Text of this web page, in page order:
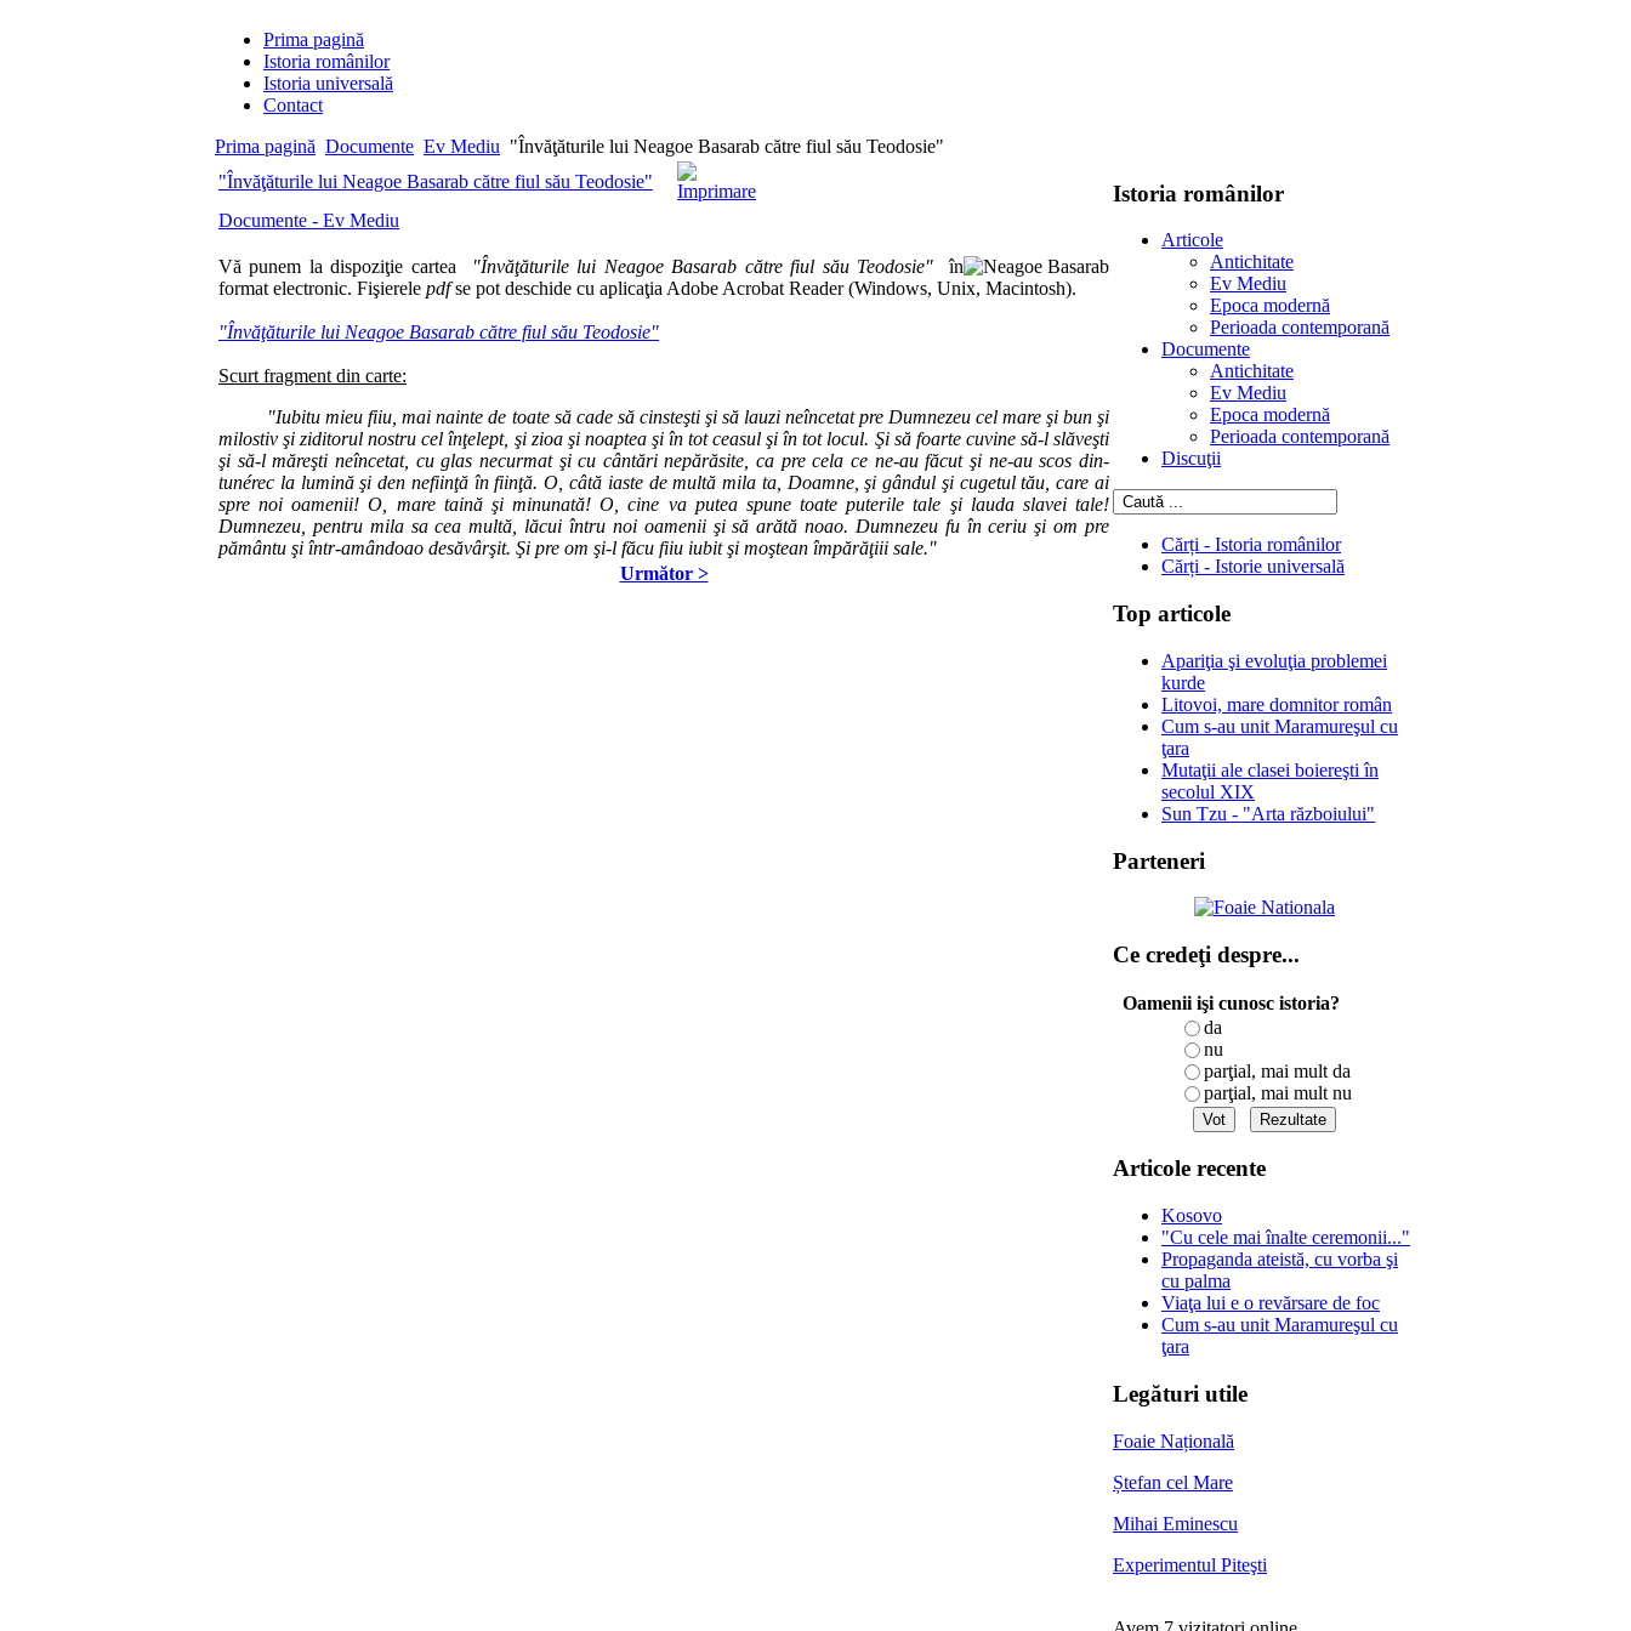
Prima pagină
Istoria românilor
Istoria universală
Contact
Prima pagină Documente Ev Mediu "Învăţăturile lui Neagoe Basarab către fiul său Teodosie"
"Învăţăturile lui Neagoe Basarab către fiul său Teodosie"
Documente - Ev Mediu
Vă punem la dispoziţie cartea "Învăţăturile lui Neagoe Basarab către fiul său Teodosie" în
format electronic. Fişierele pdfse pot deschide cu aplicaţia Adobe Acrobat Reader (Windows, Unix, Macintosh).
"Învăţăturile lui Neagoe Basarab către fiul său Teodosie"
Scurt fragment din carte:
"Iubitu mieu fiiu, mai nainte de toate să cade să cinsteşti şi să lauzi neîncetat pre Dumnezeu cel mare şi bun şi
milostiv şi ziditorul nostru cel înţelept, şi zioa şi noaptea şi în tot ceasul şi în tot locul. Şi să foarte cuvine să-l slăveşti
şi să-l măreşti neîncetat, cu glas necurmat şi cu cântări nepărăsite, ca pre cela ce ne-au făcut şi ne-au scos din-
tunérec la lumină şi den nefiinţă în fiinţă. O, câtă iaste de multă mila ta, Doamne, şi gândul şi cugetul tău, care ai
spre noi oamenii! O, mare taină şi minunată! O, cine va putea spune toate puterile tale şi lauda slavei tale!
Dumnezeu, pentru mila sa cea multă, lăcui întru noi oamenii şi să arătă noao. Dumnezeu fu în ceriu şi om pre
pământu şi într-amândoao desăvârşit. Şi pre om şi-l făcu fiiu iubit şi moştean împărăţiii sale."
Următor >
Istoria românilor
Articole
Antichitate
Ev Mediu
Epoca modernă
Perioada contemporană
Documente
Antichitate
Ev Mediu
Epoca modernă
Perioada contemporană
Discuţii
Cărți - Istoria românilor
Cărți - Istorie universală
Top articole
Apariţia şi evoluţia problemei
kurde
Litovoi, mare domnitor român
Cum s-au unit Maramureşul cu
ţara
Mutaţii ale clasei boiereşti în
secolul XIX
Sun Tzu - "Arta războiului"
Parteneri
Ce credeţi despre...
Oamenii işi cunosc istoria?
da
nu
parţial, mai mult da
parţial, mai mult nu
Articole recente
Kosovo
"Cu cele mai înalte ceremonii..."
Propaganda ateistă, cu vorba şi
cu palma
Viaţa lui e o revărsare de foc
Cum s-au unit Maramureşul cu
ţara
Legături utile
Foaie Națională
Ștefan cel Mare
Mihai Eminescu
Experimentul Piteşti